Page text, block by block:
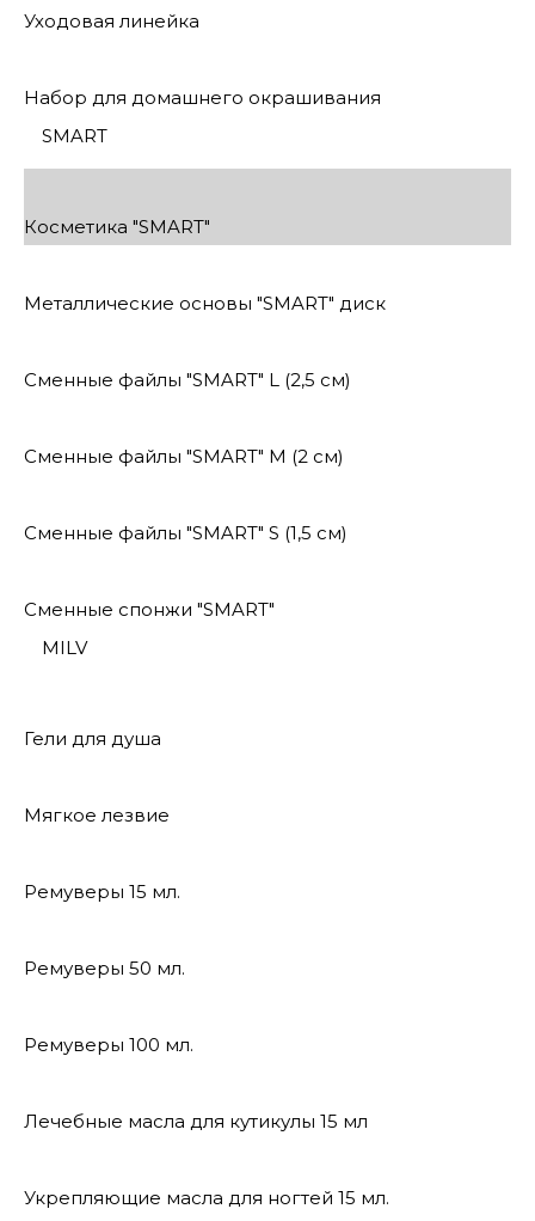
Уходовая линейка
Набор для домашнего окрашивания
SMART
Косметика "SMART"
Металлические основы "SMART" диск
Сменные файлы "SMART" L (2,5 см)
Сменные файлы "SMART" M (2 см)
Сменные файлы "SMART" S (1,5 см)
Сменные спонжи "SMART"
MILV
Гели для душа
Мягкое лезвие
Ремуверы 15 мл.
Ремуверы 50 мл.
Ремуверы 100 мл.
Лечебные масла для кутикулы 15 мл
Укрепляющие масла для ногтей 15 мл.